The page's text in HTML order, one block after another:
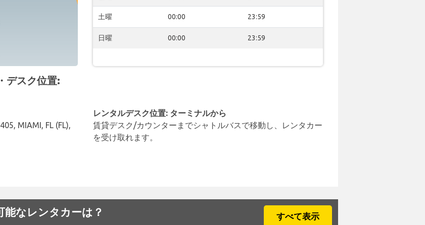
土曜 00:00 23:59
日曜 00:00 23:59
デスク位置:
MIAMI, FL (FL),
レンタルデスク位置: ターミナルから
賃貸デスク/カウンターまでシャトルバスで移動し、レンタカー
を受け取れます。
なレンタカーは？ すべて表示